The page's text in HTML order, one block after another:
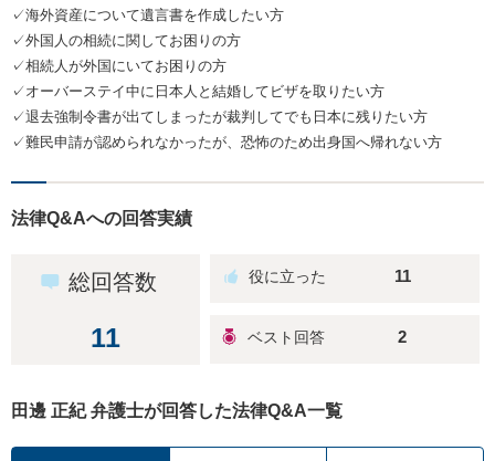
✓海外資産について遺言書を作成したい方
✓外国人の相続に関してお困りの方
✓相続人が外国にいてお困りの方
✓オーバーステイ中に日本人と結婚してビザを取りたい方
✓退去強制令書が出てしまったが裁判してでも日本に残りたい方
✓難民申請が認められなかったが、恐怖のため出身国へ帰れない方
法律Q&Aへの回答実績
総回答数
11
11
2
田邊 正紀 弁護士が回答した法律Q&A一覧